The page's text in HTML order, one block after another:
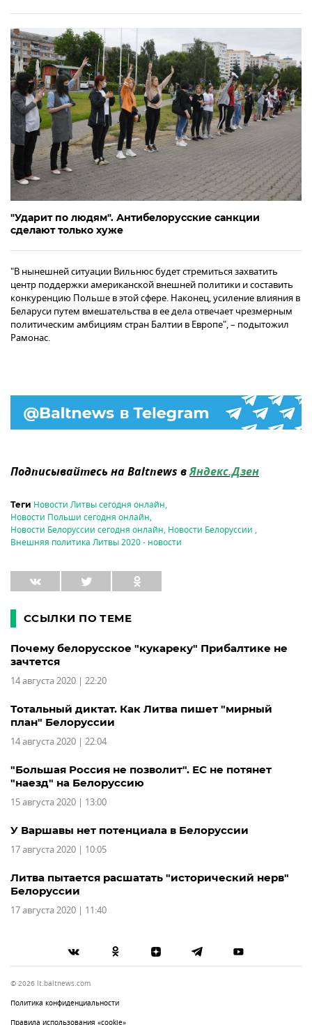
"Ударит по людям". Антибелорусские санкции
сделают только хуже
"В нынешней ситуации Вильнюс будет стремиться захватить
центр поддержки американской внешней политики и составить
конкуренцию Польше в этой сфере. Наконец, усиление влияния в
Беларуси путем вмешательства в ее дела отвечает чрезмерным
политическим амбициям стран Балтии в Европе", – подытожил
Рамонас.
Подписывайтесь на Baltnews вЯндекс.Дзен
Теги Новости Литвы сегодня онлайн,
Новости Польши сегодня онлайн,
Новости Белоруссии сегодня онлайн, Новости Белоруссии ,
Внешняя политика Литвы 2020 - новости
ССЫЛКИ ПО ТЕМЕ
Почему белорусское "кукареку" Прибалтике не
зачтется
14 августа 2020 | 22:20
Тотальный диктат. Как Литва пишет "мирный
план" Белоруссии
14 августа 2020 | 22:04
"Большая Россия не позволит". ЕС не потянет
"наезд" на Белоруссию
15 августа 2020 | 13:00
У Варшавы нет потенциала в Белоруссии
17 августа 2020 | 10:05
Литва пытается расшатать "исторический нерв"
Белоруссии
17 августа 2020 | 11:40
© 2026 lt.baltnews.com
Политика конфиденциальности
Правила использования «cookie»